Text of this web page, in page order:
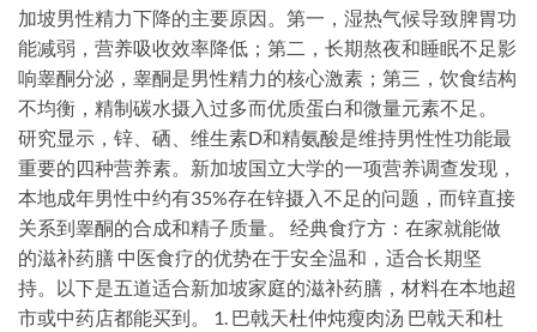
加坡男性精力下降的主要原因。第一，湿热气候导致脾胃功
能减弱，营养吸收效率降低；第二，长期熬夜和睡眠不足影
响睾酮分泌，睾酮是男性精力的核心激素；第三，饮食结构
不均衡，精制碳水摄入过多而优质蛋白和微量元素不足。
研究显示，锌、硒、维生素D和精氨酸是维持男性性功能最
重要的四种营养素。新加坡国立大学的一项营养调查发现，
本地成年男性中约有35%存在锌摄入不足的问题，而锌直接
关系到睾酮的合成和精子质量。 经典食疗方：在家就能做
的滋补药膳 中医食疗的优势在于安全温和，适合长期坚
持。以下是五道适合新加坡家庭的滋补药膳，材料在本地超
市或中药店都能买到。 1. 巴戟天杜仲炖瘦肉汤 巴戟天和杜